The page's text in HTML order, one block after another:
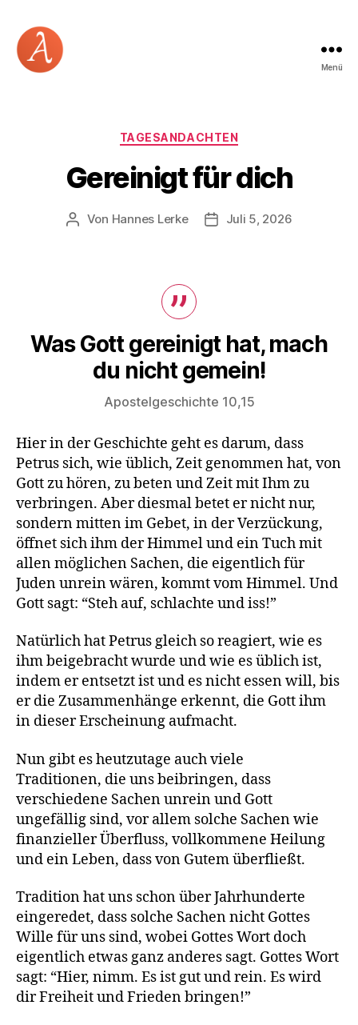
Menü
Kategorien
TAGESANDACHTEN
Gereinigt für dich
Beitragsautor
Von Hannes Lerke Beitragsdatum
Juli 5, 2026
Was Gott gereinigt hat, mach
du nicht gemein!
Apostelgeschichte 10,15
Hier in der Geschichte geht es darum, dass
Petrus sich, wie üblich, Zeit genommen hat, von
Gott zu hören, zu beten und Zeit mit Ihm zu
verbringen. Aber diesmal betet er nicht nur,
sondern mitten im Gebet, in der Verzückung,
öffnet sich ihm der Himmel und ein Tuch mit
allen möglichen Sachen, die eigentlich für
Juden unrein wären, kommt vom Himmel. Und
Gott sagt: “Steh auf, schlachte und iss!”
Natürlich hat Petrus gleich so reagiert, wie es
ihm beigebracht wurde und wie es üblich ist,
indem er entsetzt ist und es nicht essen will, bis
er die Zusammenhänge erkennt, die Gott ihm
in dieser Erscheinung aufmacht.
Nun gibt es heutzutage auch viele
Traditionen, die uns beibringen, dass
verschiedene Sachen unrein und Gott
ungefällig sind, vor allem solche Sachen wie
finanzieller Überfluss, vollkommene Heilung
und ein Leben, dass von Gutem überfließt.
Tradition hat uns schon über Jahrhunderte
eingeredet, dass solche Sachen nicht Gottes
Wille für uns sind, wobei Gottes Wort doch
eigentlich etwas ganz anderes sagt. Gottes Wort
sagt: “Hier, nimm. Es ist gut und rein. Es wird
dir Freiheit und Frieden bringen!”